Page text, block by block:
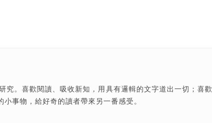
。喜歡閱讀、吸收新知，用具有邏輯的文字道出一切；喜歡
事物，給好奇的讀者帶來另一番感受。